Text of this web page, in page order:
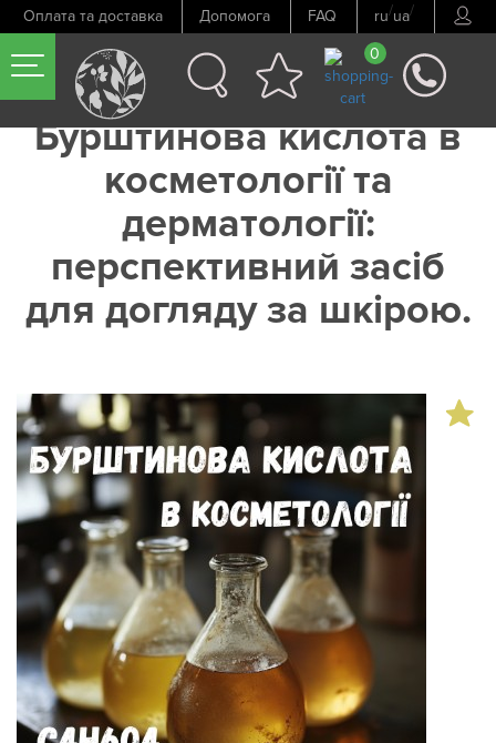
Оплата та доставка Допомога FAQ ru/ua/
0
Бурштинова кислота в
косметології та
дерматології:
перспективний засіб
для догляду за шкірою.